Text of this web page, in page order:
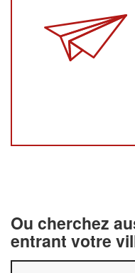
Ou cherchez
entrant votre